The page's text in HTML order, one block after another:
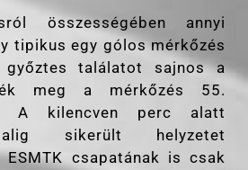
összességében annyi
tipikus egy gólos mérkőzés
találatot sajnos a
meg a mérkőzés 55.
A kilencven perc alatt
sikerült helyzetet
ESMTK csapatának is csak